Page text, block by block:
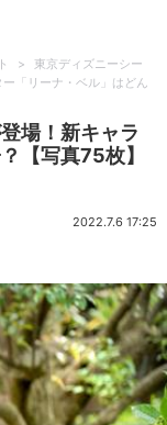
>
東京ディズニーシー
「リーナ・ベル」はどん
場！新キャラ
【写真75枚】
2022.7.6 17:25